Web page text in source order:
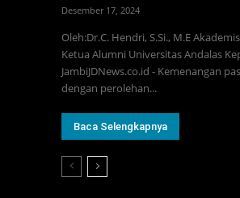
Desember 17, 2024
Oleh:Dr.C. Hendri, S.Si., M.E
Ketua Alumni Universitas Andalas
JambiJDNews.co.id - Kemenangan
dengan perolehan...
Baca Selengkapnya